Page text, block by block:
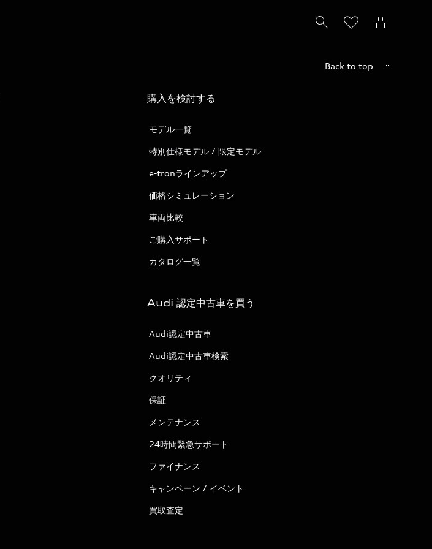
Back to top
購入を検討する
モデル一覧
特別仕様モデル / 限定モデル
e-tronラインアップ
価格シミュレーション
車両比較
ご購入サポート
カタログ一覧
Audi 認定中古車を買う
Audi認定中古車
Audi認定中古車検索
クオリティ
保証
メンテナンス
24時間緊急サポート
ファイナンス
キャンペーン / イベント
買取査定